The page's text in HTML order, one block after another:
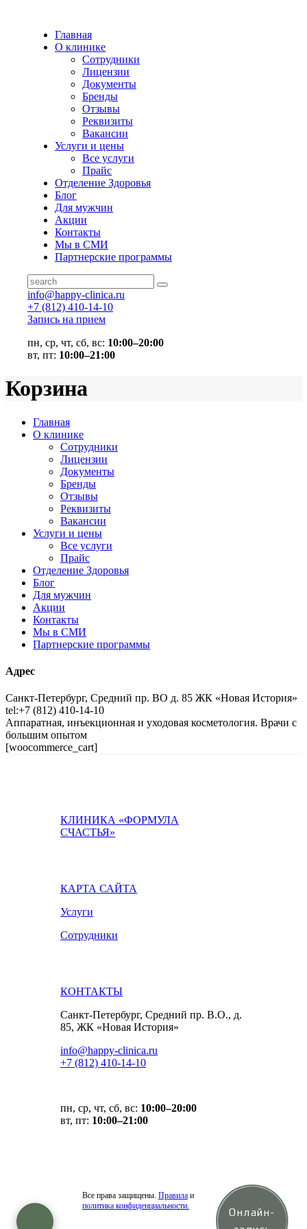
Главная
О клинике
Сотрудники
Лицензии
Документы
Бренды
Отзывы
Реквизиты
Вакансии
Услуги и цены
Все услуги
Прайс
Отделение Здоровья
Блог
Для мужчин
Акции
Контакты
Мы в СМИ
Партнерские программы
info@happy-clinica.ru
+7 (812) 410-14-10
Запись на прием
пн, ср, чт, сб, вс: 10:00–20:00
вт, пт: 10:00–21:00
Корзина
Главная
О клинике
Сотрудники
Лицензии
Документы
Бренды
Отзывы
Реквизиты
Вакансии
Услуги и цены
Все услуги
Прайс
Отделение Здоровья
Блог
Для мужчин
Акции
Контакты
Мы в СМИ
Партнерские программы
Адрес
Санкт-Петербург, Средний пр. ВО д. 85 ЖК «Новая История»
tel:+7 (812) 410-14-10
Аппаратная, инъекционная и уходовая косметология. Врачи с
большим опытом
[woocommerce_cart]
КЛИНИКА «ФОРМУЛА
СЧАСТЬЯ»
КАРТА САЙТА
Услуги
Сотрудники
КОНТАКТЫ
Санкт-Петербург, Средний пр. В.О., д.
85, ЖК «Новая История»
info@happy-clinica.ru
+7 (812) 410-14-10
пн, ср, чт, сб, вс: 10:00–20:00
вт, пт: 10:00–21:00
Все права защищены. Правила и
политика конфиденциальности.
Онлайн-